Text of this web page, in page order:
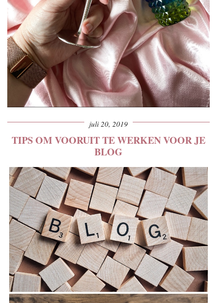
juli 20, 2019
TIPS OM VOORUIT TE WERKEN VOOR JE
BLOG